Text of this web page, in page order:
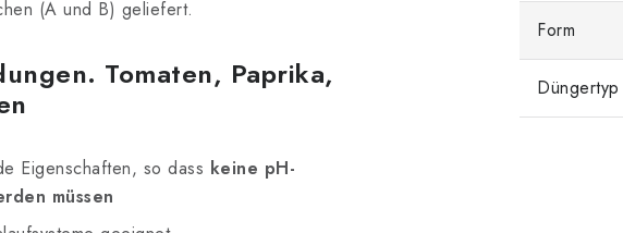
(A und B) geliefert.
Tomaten, Paprika,
Eigenschaften, so dass keine pH-
müssen
Form
Düngertyp